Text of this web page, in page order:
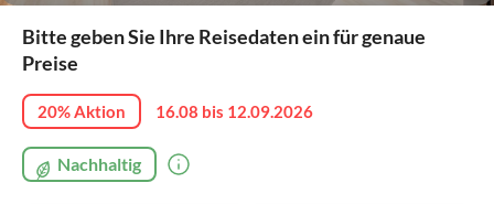
Bitte geben Sie Ihre Reisedaten ein für genaue
Preise
20% Aktion 16.08 bis 12.09.2026
Nachhaltig